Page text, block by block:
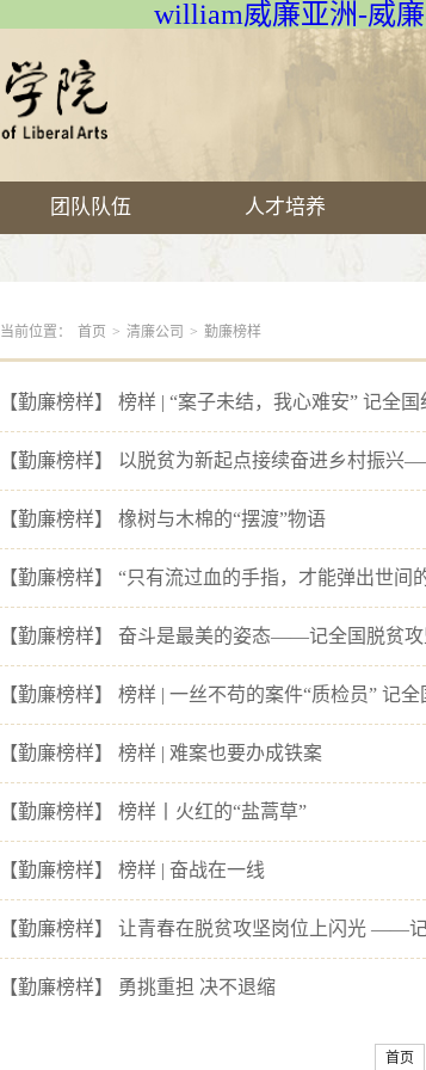
william威廉亚洲-威
团队队伍 人才培养
当前位置： 首页 > 清廉公司 > 勤廉榜样
【勤廉榜样】 榜样 | “案子未结，我心难安” 记全
【勤廉榜样】 橡树与木棉的“摆渡”物语
【勤廉榜样】 奋斗是最美的姿态——记全国脱贫
【勤廉榜样】 榜样 | 一丝不苟的案件“质检员” 记
【勤廉榜样】 榜样 | 难案也要办成铁案
【勤廉榜样】 榜样丨火红的“盐蒿草”
【勤廉榜样】 榜样 | 奋战在一线
【勤廉榜样】 让青春在脱贫攻坚岗位上闪光 ——
【勤廉榜样】 勇挑重担 决不退缩
首页